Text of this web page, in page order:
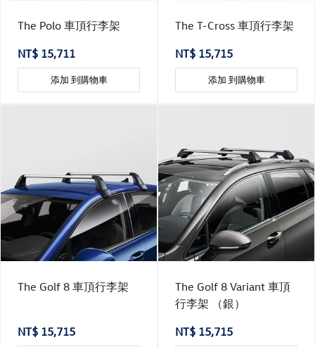
The Polo 車頂行李架
NT$ 15,711
添加 到購物車
The T-Cross 車頂行李架
NT$ 15,715
添加 到購物車
The Golf 8 車頂行李架
NT$ 15,715
The Golf 8 Variant 車頂
行李架 （銀）
NT$ 15,715